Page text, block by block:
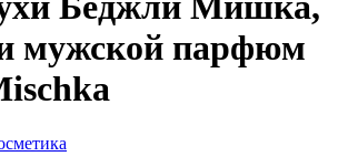
мужской парфюм